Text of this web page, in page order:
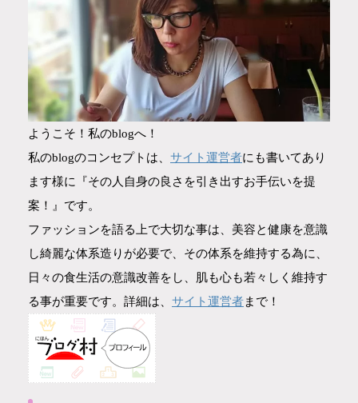
ようこそ！私のblogへ！
私のblogのコンセプトは、 サイト運営者にも書いてあり
ます様に『その人自身の良さを引き出すお手伝いを提
案！』です。
ファッションを語る上で大切な事は、美容と健康を意識
し綺麗な体系造りが必要で、その体系を維持する為に、
日々の食生活の意識改善をし、肌も心も若々しく維持す
る事が重要です。詳細は、 サイト運営者まで！